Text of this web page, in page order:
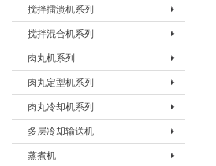
鱼肉分离机BYRJ-I
搅拌擂溃机系列
搅拌擂溃机BLKJ-20
搅拌擂溃机BLKJ-60
搅拌擂溃机BLKJ-180
搅拌混合机系列
搅拌混合机BJHJ-80
搅拌混合机BJHJ-330
肉丸机系列
肉丸机BRWJ-I
肉丸机BRWJ-II
肉丸机BRWJ-500
肉丸定型机系列
肉丸漂烫机BWTJ-500D
肉丸漂烫机BWTJ-800Z
肉丸冷却机系列
肉丸冷却机BWLJ- 500/800
多层冷却输送机
多层冷却输送机BLQJ-DL
蒸煮机